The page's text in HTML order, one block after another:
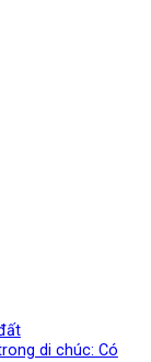
di chúc: Có